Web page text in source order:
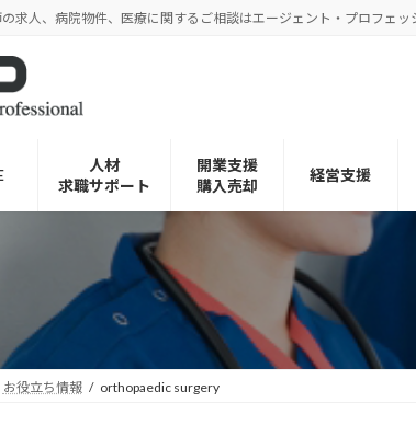
求人、病院物件、医療に関するご相談はエージェント・プロフェッ
人材
求職サポート
開業支援
購入売却
経営支援
お役立ち情報 orthopaedic surgery